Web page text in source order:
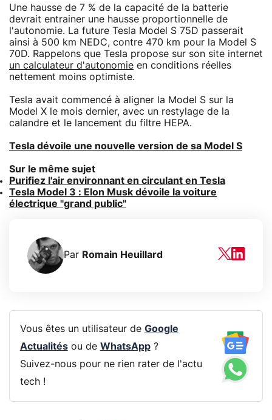
Une hausse de 7 % de la capacité de la batterie
devrait entrainer une hausse proportionnelle de
l'autonomie. La future Tesla Model S 75D passerait
ainsi à 500 km NEDC, contre 470 km pour la Model S
70D. Rappelons que Tesla propose sur son site internet
un calculateur d'autonomie en conditions réelles
nettement moins optimiste.
Tesla avait commencé à aligner la Model S sur la
Model X le mois dernier, avec un restylage de la
calandre et le lancement du filtre HEPA.
Tesla dévoile une nouvelle version de sa Model S
Sur le même sujet
Purifiez l'air environnant en circulant en Tesla
Tesla Model 3 : Elon Musk dévoile la voiture
électrique "grand public"
Par Romain Heuillard
Vous êtes un utilisateur de Google
Actualitésou de WhatsApp?
Suivez-nous pour ne rien rater de l'actu
tech !